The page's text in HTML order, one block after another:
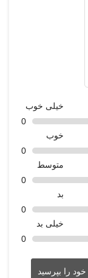
خیلی خوب
0
خوب
0
متوسط
0
بد
0
خیلی بد
0
را بپرسید